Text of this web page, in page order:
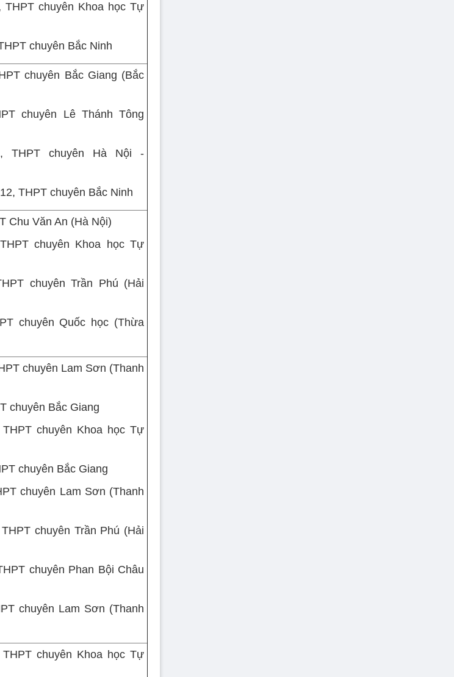
chuyên Khoa học Tự
chuyên Bắc Ninh
chuyên Bắc Giang (Bắc
chuyên Lê Thánh Tông
THPT chuyên Hà Nội -
THPT chuyên Bắc Ninh
Chu Văn An (Hà Nội)
chuyên Khoa học Tự
chuyên Trần Phú (Hải
chuyên Quốc học (Thừa
chuyên Lam Sơn (Thanh
chuyên Bắc Giang
chuyên Khoa học Tự
chuyên Bắc Giang
chuyên Lam Sơn (Thanh
chuyên Trần Phú (Hải
chuyên Phan Bội Châu
chuyên Lam Sơn (Thanh
chuyên Khoa học Tự